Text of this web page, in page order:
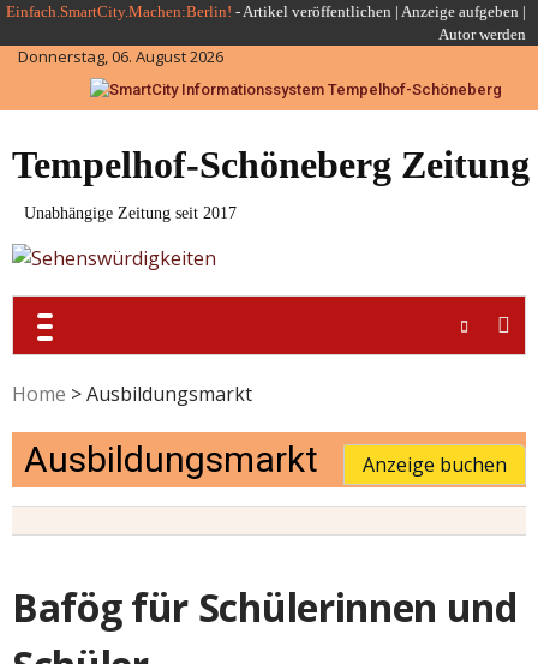
Skip
to
content
Einfach.SmartCity.Machen:Berlin! -Artikel veröffentlichen | Anzeige aufgeben |
Autor werden
Donnerstag, 06. August 2026
Tempelhof-Schöneberg Zeitung
Unabhängige Zeitung seit 2017
Home >Ausbildungsmarkt
Ausbildungsmarkt Anzeige buchen
Bafög für Schülerinnen und